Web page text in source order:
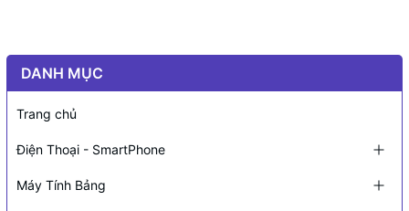
DANH MỤC
Trang chủ
Điện Thoại - SmartPhone
Máy Tính Bảng